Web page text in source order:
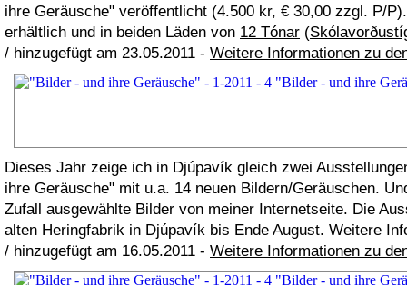
ihre Geräusche" veröffentlicht (4.500 kr, € 30,00 zzgl. P/
erhältlich und in beiden Läden von 12 Tónar (
/ hinzugefügt am 23.05.2011 - Weitere Informationen zu
Dieses Jahr zeige ich in Djúpavík gleich zwei
ihre Geräusche" mit u.a. 14 neuen Bildern/Geräuschen.
Zufall ausgewählte Bilder von meiner Internetseite. Die
alten Heringfabrik in Djúpavík bis Ende August. Weitere
/ hinzugefügt am 16.05.2011 - Weitere Informationen zu